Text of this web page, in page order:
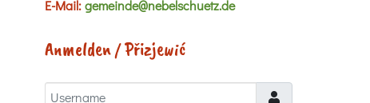
E-Mail:gemeinde@nebelschuetz.de
Anmelden / Přizjewić
Username